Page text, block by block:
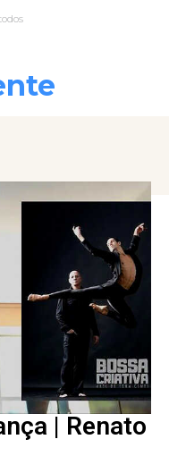
| Renato